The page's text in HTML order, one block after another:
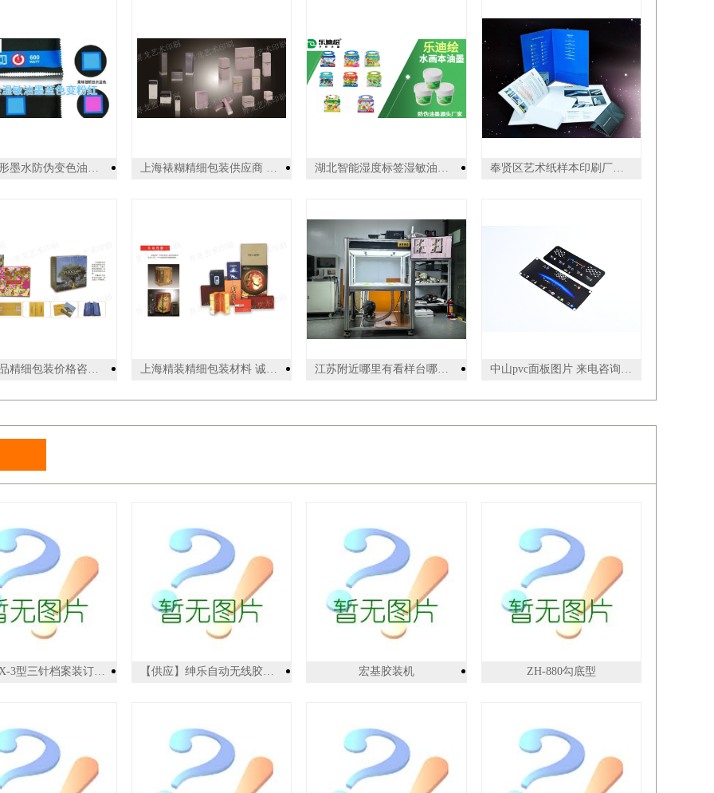
福建隐形墨水防伪变色油墨 值得信赖 广州乐迪新材料科技供应 上海裱糊精细包装供应商 服务为先 上海界龙艺术印刷供应 湖北智能湿度标签湿敏油墨 诚信为本 广州乐迪新材料科技供应 奉贤区艺术纸样本印刷厂哪家好 上海世丰印刷供应
YX-3YX-3型三针档案装订机,厂家直供，价格比较低 【供应】绅乐自动无线胶装机 精灵50D/精华A4 宏基胶装机 ZH-880勾底型